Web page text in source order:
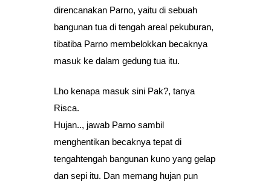
direncanakan Parno, yaitu di sebuah
bangunan tua di tengah areal pekuburan,
tibatiba Parno membelokkan becaknya
masuk ke dalam gedung tua itu.
Lho kenapa masuk sini Pak?, tanya
Risca.
Hujan.., jawab Parno sambil
menghentikan becaknya tepat di
tengahtengah bangunan kuno yang gelap
dan sepi itu. Dan memang hujan pun